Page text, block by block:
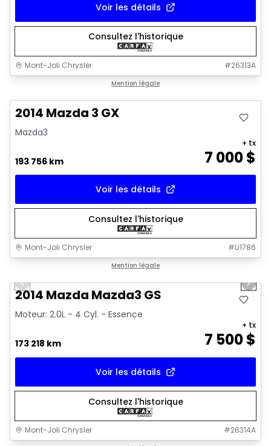
Voir les détails
Consultez l'historique
Mont-Joli Chrysler #26313A
Mention légale
2014 Mazda 3 GX
Mazda3
193 756 km 7 000$
+ tx
Voir les détails
Consultez l'historique
Mont-Joli Chrysler #U1786
Mention légale
Vidéo disponible
Previous slide Next
2014 Mazda Mazda3 GS
Moteur: 2.0L - 4 Cyl. - Essence
173 218 km 7 500$
+ tx
Voir les détails
Consultez l'historique
Mont-Joli Chrysler #26314A